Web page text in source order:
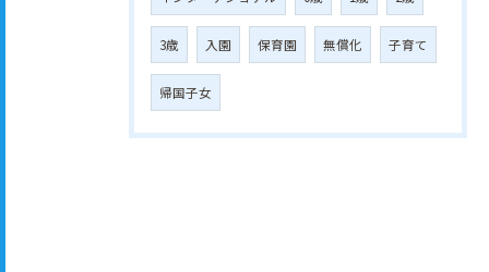
3歳 入園 保育園 無償化 子育て
帰国子女